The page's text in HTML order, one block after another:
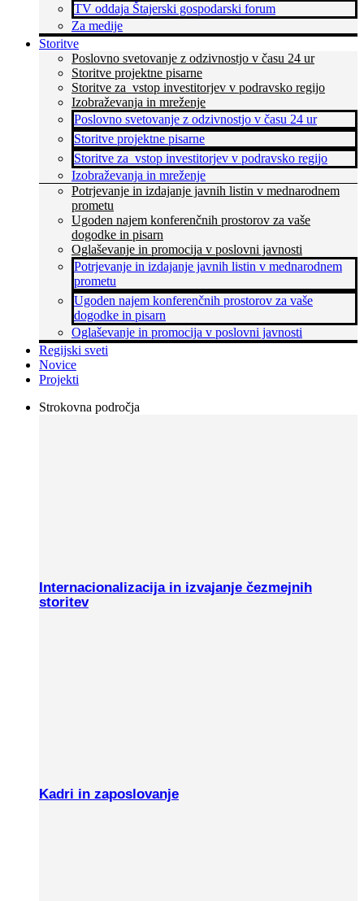
TV oddaja Štajerski gospodarski forum
Za medije
Storitve
Poslovno svetovanje z odzivnostjo v času 24 ur
Storitve projektne pisarne
Storitve za vstop investitorjev v podravsko regijo
Izobraževanja in mreženje
Poslovno svetovanje z odzivnostjo v času 24 ur
Storitve projektne pisarne
Storitve za vstop investitorjev v podravsko regijo
Izobraževanja in mreženje
Potrjevanje in izdajanje javnih listin v mednarodnem
prometu
Ugoden najem konferenčnih prostorov za vaše
dogodke in pisarn
Oglaševanje in promocija v poslovni javnosti
Potrjevanje in izdajanje javnih listin v mednarodnem
prometu
Ugoden najem konferenčnih prostorov za vaše
dogodke in pisarn
Oglaševanje in promocija v poslovni javnosti
Regijski sveti
Novice
Projekti
Strokovna področja
Internacionalizacija in izvajanje čezmejnih
storitev
Kadri in zaposlovanje